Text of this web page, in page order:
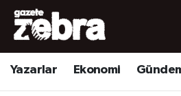
Yazarlar Ekonomi
Yazarlar
Ekonomi
Nöbetçi Eczaneler
Hava Durumu